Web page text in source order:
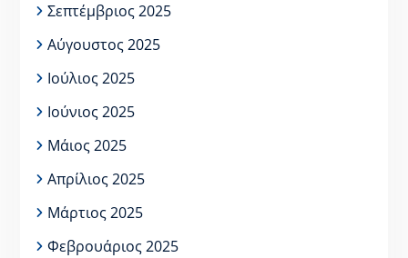
Σεπτέμβριος 2025
Αύγουστος 2025
Ιούλιος 2025
Ιούνιος 2025
Μάιος 2025
Απρίλιος 2025
Μάρτιος 2025
Φεβρουάριος 2025